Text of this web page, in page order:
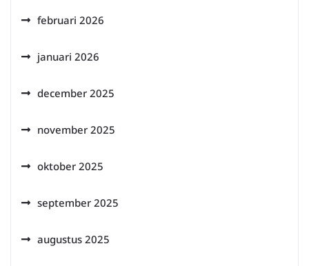
februari 2026
januari 2026
december 2025
november 2025
oktober 2025
september 2025
augustus 2025